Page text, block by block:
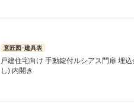
意匠図･建具表
戸建住宅向け 手動錠付ルシアス門扉 埋
し) 内開き